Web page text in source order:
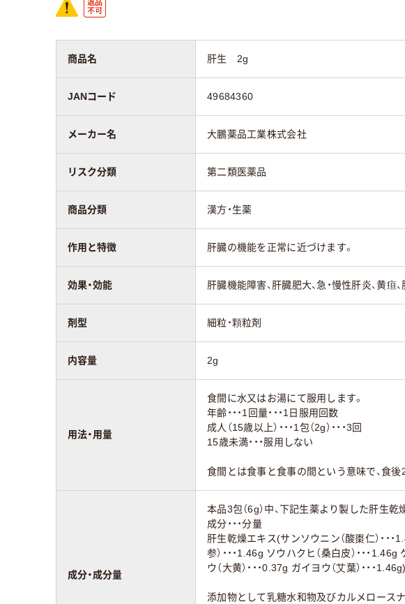
商品名 肝生 2g
JANコード 49684360
メーカー名 大鵬薬品工業株式会社
リスク分類 第二類医薬品
商品分類 漢方・生薬
作用と特徴 肝臓の機能を正常に近づけます。
効果・効能 肝臓機能障害、肝臓肥大、急・慢性肝炎、黄疸
剤型 細粒・顆粒剤
内容量 2g
用法・用量
食間に水又はお湯にて服用します。
年齢・・・1回量・・・1日服用回数
成人（15歳以上）・・・1包（2g）・・・3回
15歳未満・・・服用しない
食間とは食事と食事の間という意味で、食後
成分・成分量
本品3包（6g）中、下記生薬より製した肝生乾
成分・・・分量
肝生乾燥エキス(サンソウニン（酸棗仁）・・・
参）・・・1.46g ソウハクヒ（桑白皮）・・・
ウ（大黄）・・・0.37g ガイヨウ（艾葉）・・・1.46g)
添加物として乳糖水和物及びカルメロース